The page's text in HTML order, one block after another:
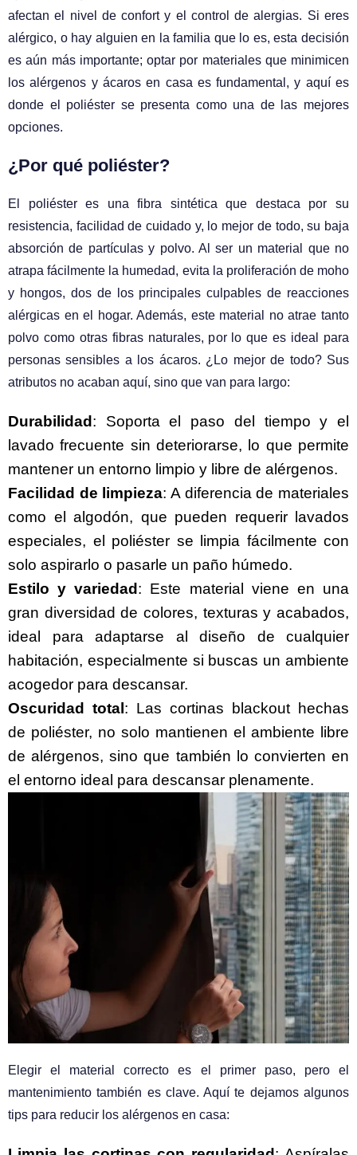
afectan el nivel de confort y el control de alergias. Si eres
alérgico, o hay alguien en la familia que lo es, esta decisión
es aún más importante; optar por materiales que minimicen
los alérgenos y ácaros en casa es fundamental, y aquí es
donde el poliéster se presenta como una de las mejores
opciones.
¿Por qué poliéster?
El poliéster es una fibra sintética que destaca por su
resistencia, facilidad de cuidado y, lo mejor de todo, su baja
absorción de partículas y polvo. Al ser un material que no
atrapa fácilmente la humedad, evita la proliferación de moho
y hongos, dos de los principales culpables de reacciones
alérgicas en el hogar. Además, este material no atrae tanto
polvo como otras fibras naturales, por lo que es ideal para
personas sensibles a los ácaros. ¿Lo mejor de todo? Sus
atributos no acaban aquí, sino que van para largo:
Durabilidad: Soporta el paso del tiempo y el
lavado frecuente sin deteriorarse, lo que permite
mantener un entorno limpio y libre de alérgenos.
Facilidad de limpieza: A diferencia de materiales
como el algodón, que pueden requerir lavados
especiales, el poliéster se limpia fácilmente con
solo aspirarlo o pasarle un paño húmedo.
Estilo y variedad: Este material viene en una
gran diversidad de colores, texturas y acabados,
ideal para adaptarse al diseño de cualquier
habitación, especialmente si buscas un ambiente
acogedor para descansar.
Oscuridad total: Las cortinas blackout hechas
de poliéster, no solo mantienen el ambiente libre
de alérgenos, sino que también lo convierten en
el entorno ideal para descansar plenamente.
Elegir el material correcto es el primer paso, pero el
mantenimiento también es clave. Aquí te dejamos algunos
tips para reducir los alérgenos en casa: